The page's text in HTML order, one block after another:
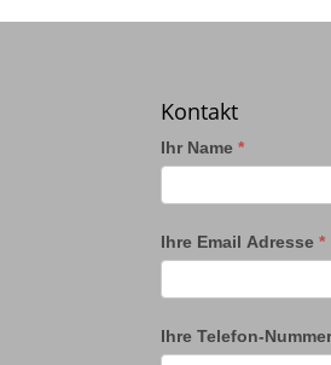
Kontakt
Ihr Name *
Ihre Email Adresse *
Ihre Telefon-